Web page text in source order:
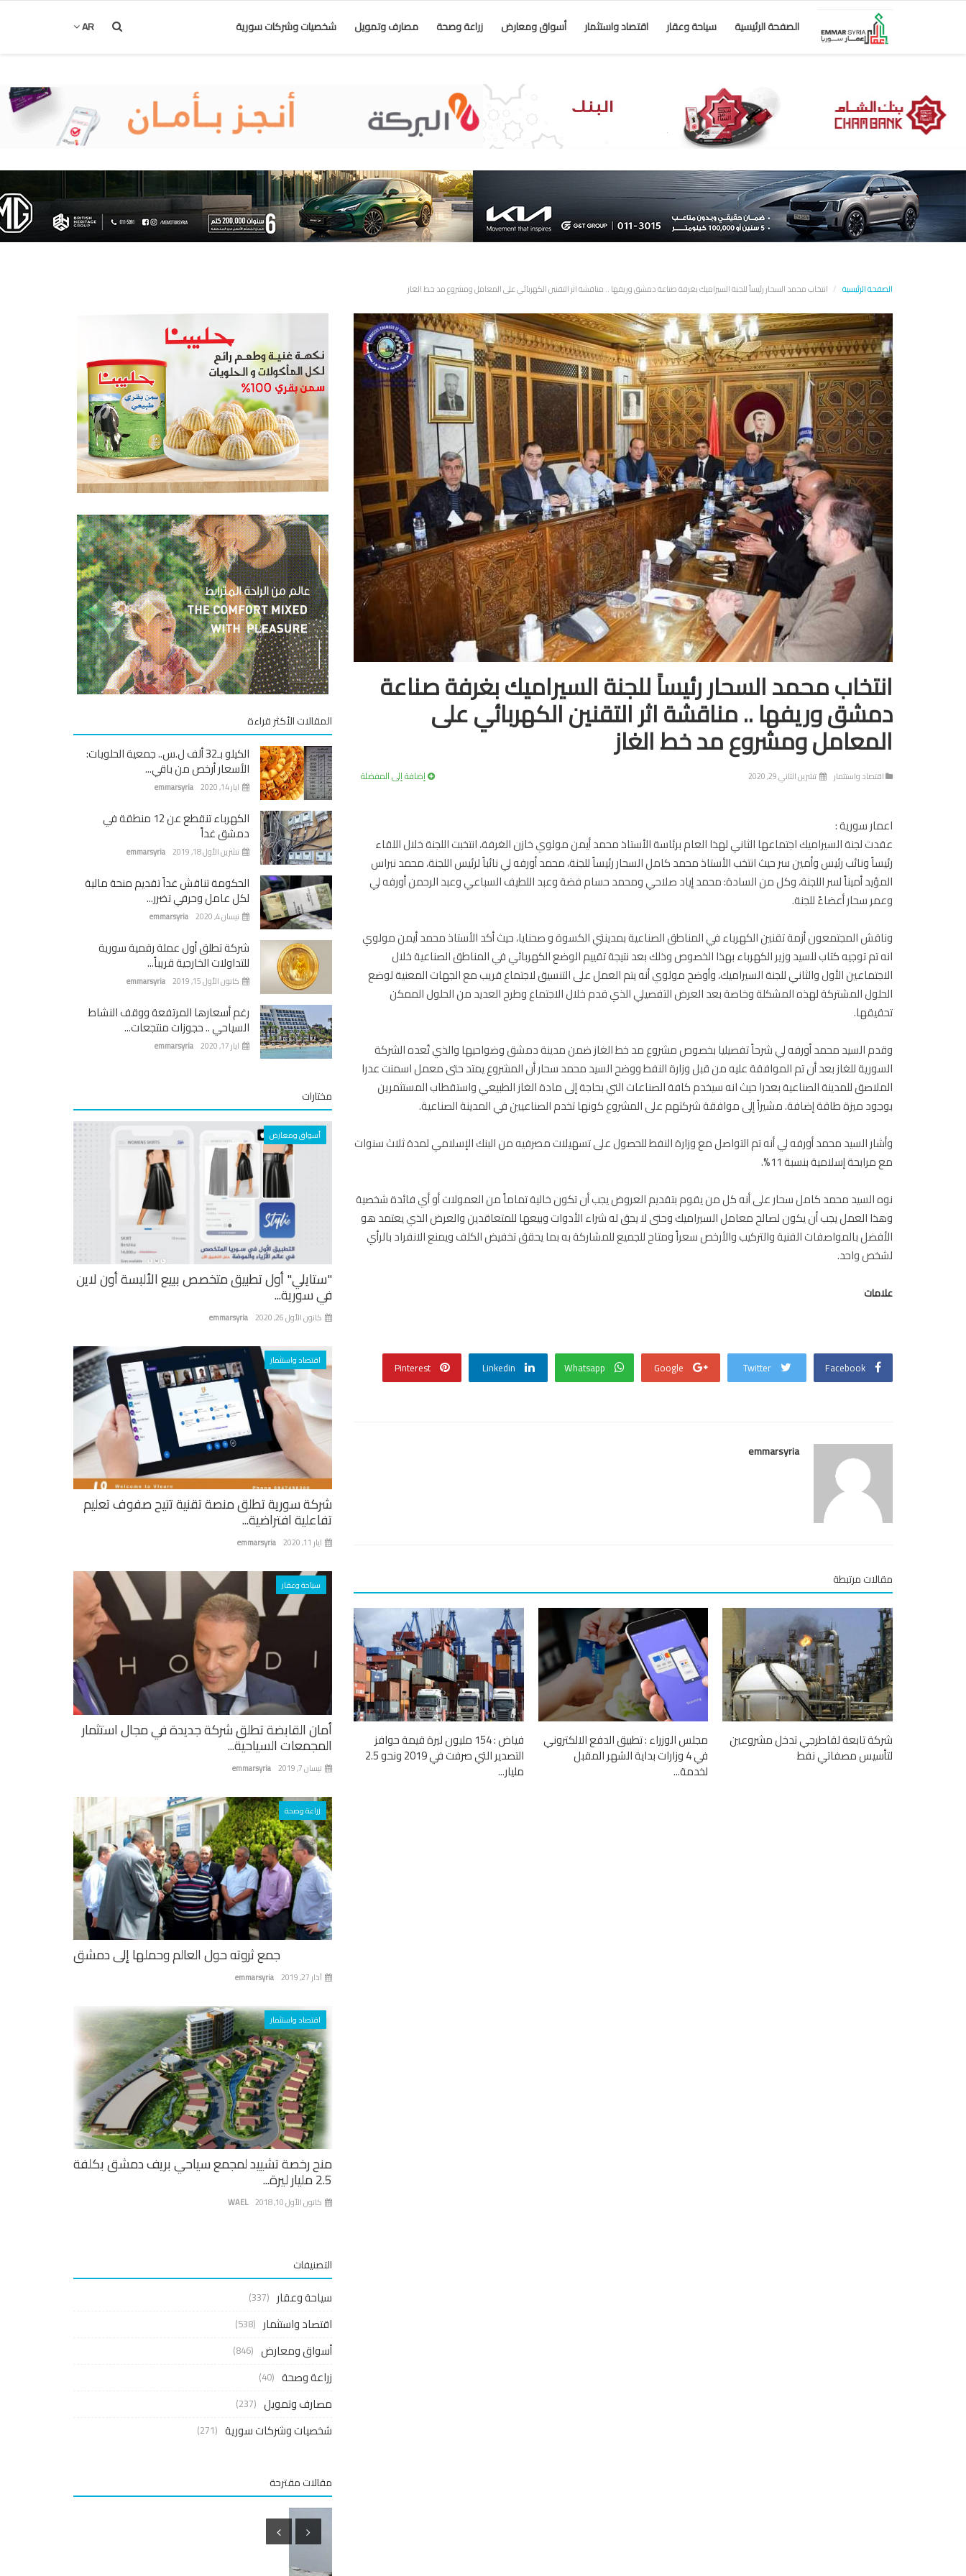
الصفحة الرئيسية سياحة وعقار اقتصاد واستثمار أسواق ومعارض زراعة وصحة مصارف وتمويل شخصيات وشركات سورية AR
الصفحة الرئيسية انتخاب محمد السحار رئيساً للجنة السيراميك بغرفة صناعة دمشق وريفها .. مناقشة اثر التقنين الكهربائي على المعامل ومشروع مد خط الغاز
انتخاب محمد السحار رئيساً للجنة السيراميك بغرفة صناعة
دمشق وريفها .. مناقشة اثر التقنين الكهربائي على
المعامل ومشروع مد خط الغاز
اقتصاد واستثمار تشرين الثاني 29, 2020 إضافة إلى المفضلة
اعمار سورية :
عقدت لجنة السيراميك اجتماعها الثاني لهذا العام برئاسة الأستاذ محمد أيمن مولوي خازن الغرفة، انتخبت اللجنة خلال اللقاء
رئيساً ونائب رئيس وأمين سر حيث انتخب الأستاذ محمد كامل السحار رئيساً للجنة، محمد أورفه لي نائباً لرئيس اللجنة، محمد نبراس
المؤيد أميناً لسر اللجنة، وكل من السادة: محمد إياد صلاحي ومحمد حسام فضة وعبد اللطيف السباعي وعبد الرحمن أورفه لي
وعمر سحار أعضاءً للجنة.
وناقش المجتمعون أزمة تقنين الكهرباء في المناطق الصناعية بمدينتي الكسوة و صحنايا، حيث أكد الأستاذ محمد أيمن مولوي
انه تم توجيه كتاب للسيد وزير الكهرباء بهذا الخصوص وذلك بعد نتيجة تقييم الوضع الكهربائي في المناطق الصناعية خلال
الاجتماعين الأول والثاني للجنة السيراميك، وأوضح مولوي أنه يتم العمل على التنسيق لاجتماع قريب مع الجهات المعنية لوضع
الحلول المشتركة لهذه المشكلة وخاصة بعد العرض التفصيلي الذي قدم خلال الاجتماع وطرح العديد من الحلول الممكن
تحقيقها.
وقدم السيد محمد أورفه لي شرحاً تفصيليا بخصوص مشروع مد خط الغاز ضمن مدينة دمشق وضواحيها والذي تُعده الشركة
السورية للغاز بعد أن تم الموافقة عليه من قبل وزارة النفط ووضح السيد محمد سحار أن المشروع يمتد حتى معمل اسمنت عدرا
الملاصق للمدينة الصناعية بعدرا حيث انه سيخدم كافة الصناعات التي بحاجة إلى مادة الغاز الطبيعي واستقطاب المستثمرين
بوجود ميزة طاقة إضافة. مشيراً إلى موافقة شركتهم على المشروع كونها تخدم الصناعيين في المدينة الصناعية.
وأشار السيد محمد أورفه لي أنه تم التواصل مع وزارة النفط للحصول على تسهيلات مصرفيه من البنك الإسلامي لمدة ثلاث سنوات
مع مرابحة إسلامية بنسبة 11%.
نوه السيد محمد كامل سحار على أنه كل من يقوم بتقديم العروض يجب أن تكون خالية تماماً من العمولات أو أي فائدة شخصية
وهذا العمل يجب أن يكون لصالح معامل السيراميك وحتى لا يحق له شراء الأدوات وبيعها للمتعاقدين والعرض الذي يعتمد هو
الأفضل بالمواصفات الفنية والتركيب والأرخص سعراً ومتاح للجميع للمشاركة به بما يحقق تخفيض الكلف ويمنع الانفراد بالرأي
لشخص واحد.
علامات
Facebook
Twitter
Google
Whatsapp
Linkedin
Pinterest
emmarsyria
مقالات مرتبطة
شركة تابعة لقاطرجي تدخل مشروعين
لتأسيس مصفاتي نفط
مجلس الوزراء : تطبيق الدفع الالكتروني
في 4 وزارات بداية الشهر المقبل
لخدمة...
فياض : 154 مليون ليرة قيمة حوافز
التصدير التي صرفت في 2019 ونحو 2.5
مليار...
المقالات الأكثر قراءة
الكيلو بـ32 ألف ل.س.. جمعية الحلويات:
الأسعار أرخص من باقي...
emmarsyria ايار 14, 2020
الكهرباء تنقطع عن 12 منطقة في
دمشق غداً
emmarsyria تشرين الأول 18, 2019
الحكومة تناقش غداً تقديم منحة مالية
لكل عامل وحرفي تضرر...
emmarsyria نيسان 4, 2020
شركة تطلق أول عملة رقمية سورية
للتداولات الخارجية قريباً...
emmarsyria كانون الأول 15, 2019
رغم أسعارها المرتفعة ووقف النشاط
السياحي .. حجوزات منتجعات...
emmarsyria ايار 17, 2020
مختارات
أسواق ومعارض
"ستايلي" أول تطبيق متخصص ببيع الألبسة أون لاين
في سورية...
emmarsyria كانون الأول 26, 2020
اقتصاد واستثمار
شركة سورية تطلق منصة تقنية تتيح صفوف تعليم
تفاعلية افتراضية...
emmarsyria ايار 11, 2020
سياحة وعقار
أمان القابضة تطلق شركة جديدة في مجال استثمار
المجمعات السياحية...
emmarsyria نيسان 7, 2019
زراعة وصحة
جمع ثروته حول العالم وحملها إلى دمشق
emmarsyria آذار 27, 2019
اقتصاد واستثمار
منح رخصة تشييد لمجمع سياحي بريف دمشق بكلفة
2.5 مليار ليرة...
WAEL كانون الأول 10, 2018
التصنيفات
سياحة وعقار (337)
اقتصاد واستثمار (538)
أسواق ومعارض (846)
زراعة وصحة (40)
مصارف وتمويل (237)
شخصيات وشركات سورية (271)
مقالات مقترحة